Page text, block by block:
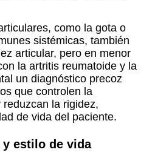
como la gota o
sistémicas, también
articular, pero en menor
la artritis reumatoide y la
un diagnóstico precoz
que controlen la
la rigidez,
de vida del paciente.
y estilo de vida